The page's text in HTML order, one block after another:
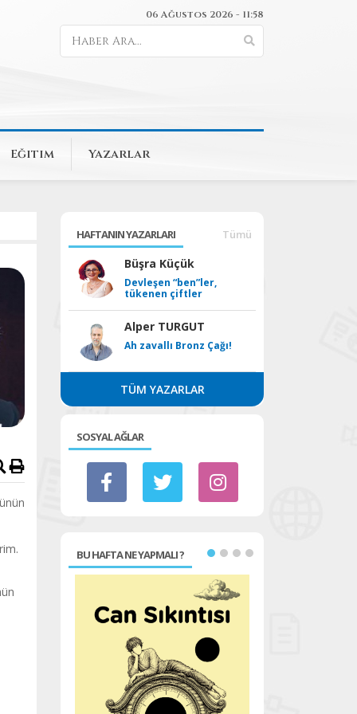
06 Ağustos 2026 - 11:58
Eğitim Yazarlar
HAFTANIN YAZARLARI Tümü
Büşra Küçük
Devleşen “ben”ler,
tükenen çiftler
Alper TURGUT
Ah zavallı Bronz Çağı!
TÜM YAZARLAR
SOSYAL AĞLAR
BU HAFTA NE YAPMALI ?